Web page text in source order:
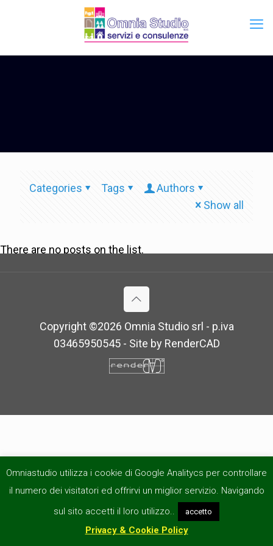
Categories Tags
Authors
Show all
There are no posts on the list.
Copyright ©2026 Omnia Studio srl - p.iva
03465950545 - Site by RenderCAD
Omniastudio utilizza i cookie di Google Analitycs per controllare
il numero dei visitatori ed offrirvi un miglior servizio. Navigando
sul sito accetti il loro utilizzo..
accetto
Privacy & Cookie Policy